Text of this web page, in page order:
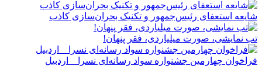
شایعه استعفای رئیس‌جمهور و تکنیک بحران‌سازی کاذب
تب نمایشی، صورت میلیاردی، فقر پنهان!
فراخوان چهارمین جشنواره سواد رسانه‌ای نسرا _ اردبیل